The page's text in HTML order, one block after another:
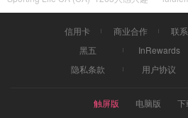
信用卡 商业合作 联
黑五
InRewards
隐私条款
用户协议
触屏版 电脑版
下